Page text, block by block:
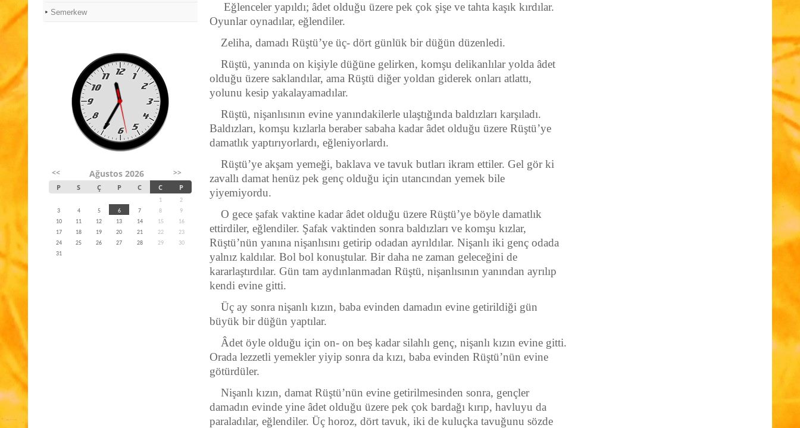
Semerkew
<< Ağustos 2026 >>
P S Ç P C C P
1
2
3
4 5 6 7 8
9
10
11 12 13 14 15
16
17
18 19 20 21 22
23
24
25 26 27 28 29
30
31
Eğlenceler yapıldı; âdet olduğu üzere pek çok şişe ve tahta kaşık kırdılar.
Oyunlar oynadılar, eğlendiler.
Zeliha, damadı Rüştü’ye üç- dört günlük bir düğün düzenledi.
Rüştü, yanında on kişiyle düğüne gelirken, komşu delikanlılar yolda âdet
olduğu üzere saklandılar, ama Rüştü diğer yoldan giderek onları atlattı,
yolunu kesip yakalayamadılar.
Rüştü, nişanlısının evine yanındakilerle ulaştığında baldızları karşıladı.
Baldızları, komşu kızlarla beraber sabaha kadar âdet olduğu üzere Rüştü’ye
damatlık yaptırıyorlardı, eğleniyorlardı.
Rüştü’ye akşam yemeği, baklava ve tavuk butları ikram ettiler. Gel gör ki
zavallı damat henüz pek genç olduğu için utancından yemek bile
yiyemiyordu.
O gece şafak vaktine kadar âdet olduğu üzere Rüştü’ye böyle damatlık
ettirdiler, eğlendiler. Şafak vaktinden sonra baldızları ve komşu kızlar,
Rüştü’nün yanına nişanlısını getirip odadan ayrıldılar. Nişanlı iki genç odada
yalnız kaldılar. Bol bol konuştular. Bir daha ne zaman geleceğini de
kararlaştırdılar. Gün tam aydınlanmadan Rüştü, nişanlısının yanından ayrılıp
kendi evine gitti.
Üç ay sonra nişanlı kızın, baba evinden damadın evine getirildiği gün
büyük bir düğün yaptılar.
Âdet öyle olduğu için on- on beş kadar silahlı genç, nişanlı kızın evine gitti.
Orada lezzetli yemekler yiyip sonra da kızı, baba evinden Rüştü’nün evine
götürdüler.
Nişanlı kızın, damat Rüştü’nün evine getirilmesinden sonra, gençler
damadın evinde yine âdet olduğu üzere pek çok bardağı kırıp, havluyu da
paraladılar, eğlendiler. Üç horoz, dört tavuk, iki de kuluçka tavuğunu sözde